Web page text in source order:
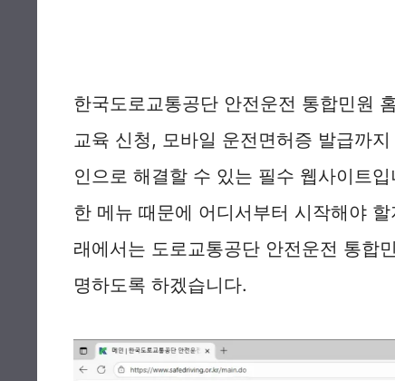
한국도로교통공단 안전운전 통합민원
교육 신청, 모바일 운전면허증 발급까
인으로 해결할 수 있는 필수 웹사이트
한 메뉴 때문에 어디서부터 시작해야
래에서는 도로교통공단 안전운전 통합
명하도록 하겠습니다.